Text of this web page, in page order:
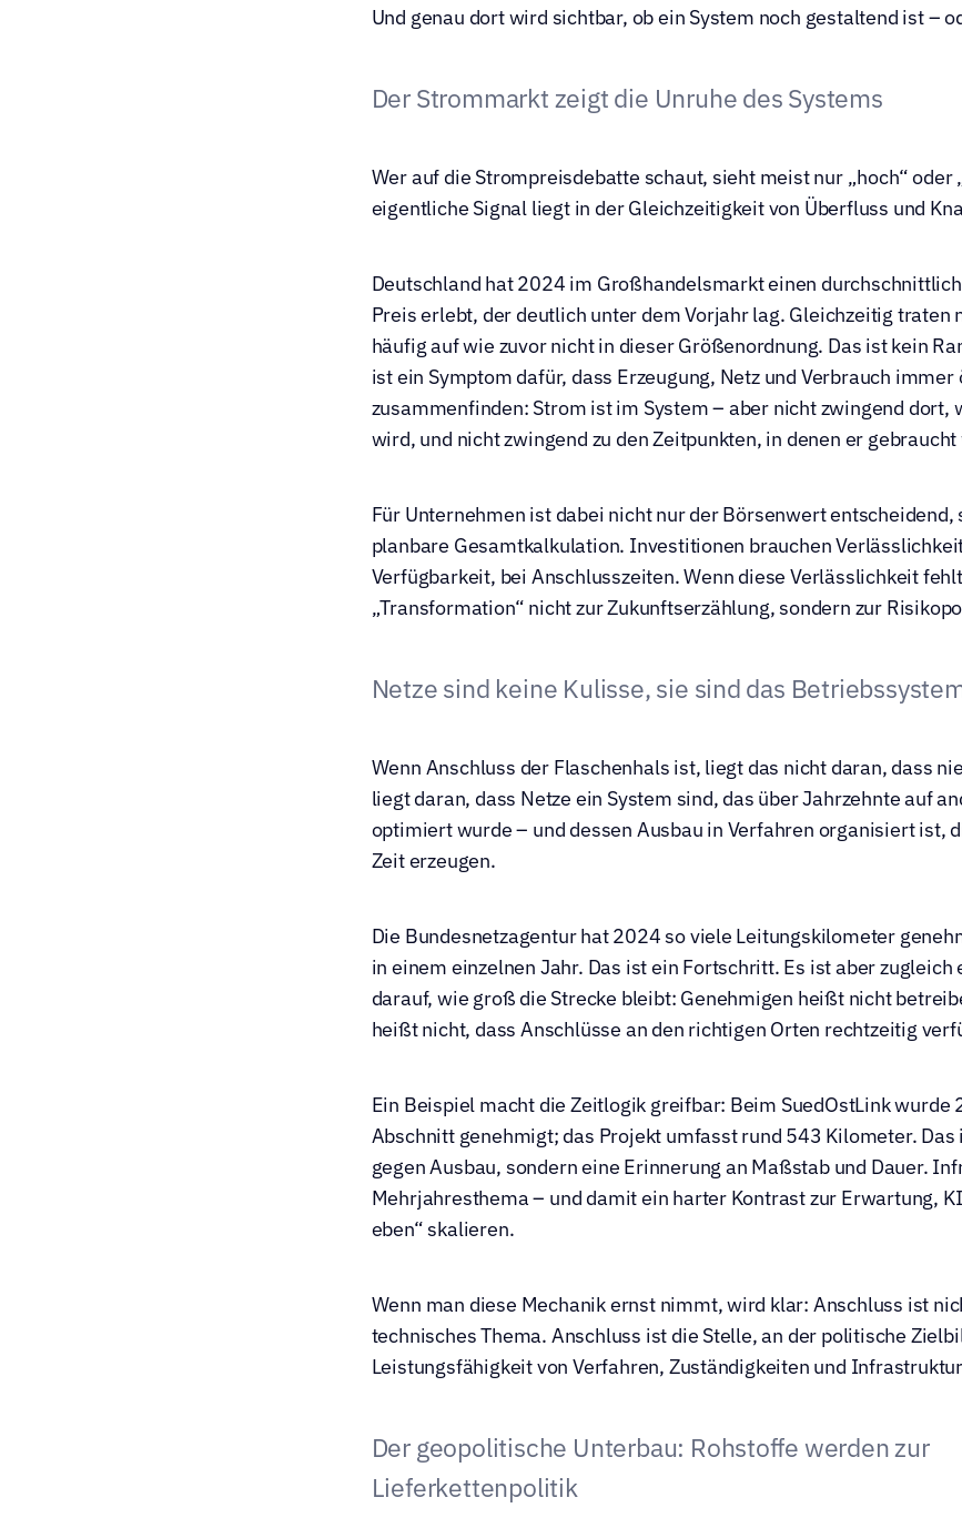
Und genau dort wird sichtbar, ob ein System noch gestaltend ist –
Der Strommarkt zeigt die Unruhe des Systems
Wer auf die Strompreisdebatte schaut, sieht meist nur „hoch“ oder
eigentliche Signal liegt in der Gleichzeitigkeit von Überfluss und
Deutschland hat 2024 im Großhandelsmarkt einen
Preis erlebt, der deutlich unter dem Vorjahr lag. Gleichzeitig traten
häufig auf wie zuvor nicht in dieser Größenordnung. Das ist kein
ist ein Symptom dafür, dass Erzeugung, Netz und Verbrauch
zusammenfinden: Strom ist im System – aber nicht zwingend dort,
wird, und nicht zwingend zu den Zeitpunkten, in denen er
Für Unternehmen ist dabei nicht nur der Börsenwert entscheidend,
planbare Gesamtkalkulation. Investitionen brauchen
Verfügbarkeit, bei Anschlusszeiten. Wenn diese Verlässlichkeit
„Transformation“ nicht zur Zukunftserzählung, sondern zur
Netze sind keine Kulisse, sie sind das
Wenn Anschluss der Flaschenhals ist, liegt das nicht daran, dass
liegt daran, dass Netze ein System sind, das über Jahrzehnte auf
optimiert wurde – und dessen Ausbau in Verfahren organisiert ist,
Zeit erzeugen.
Die Bundesnetzagentur hat 2024 so viele Leitungskilometer
in einem einzelnen Jahr. Das ist ein Fortschritt. Es ist aber zugleich
darauf, wie groß die Strecke bleibt: Genehmigen heißt nicht
heißt nicht, dass Anschlüsse an den richtigen Orten rechtzeitig
Ein Beispiel macht die Zeitlogik greifbar: Beim SuedOstLink wurde
Abschnitt genehmigt; das Projekt umfasst rund 543 Kilometer.
gegen Ausbau, sondern eine Erinnerung an Maßstab und Dauer.
Mehrjahresthema – und damit ein harter Kontrast zur Erwartung,
eben“ skalieren.
Wenn man diese Mechanik ernst nimmt, wird klar: Anschluss ist
technisches Thema. Anschluss ist die Stelle, an der politische
Leistungsfähigkeit von Verfahren, Zuständigkeiten und
Der geopolitische Unterbau: Rohstoffe werden zur
Lieferkettenpolitik